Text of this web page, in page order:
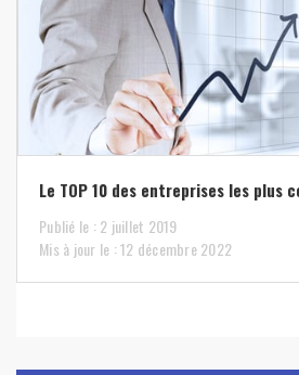
Le TOP 10 des entreprises les plus
Publié le : 2 juillet 2019
Mis à jour le : 12 décembre 2022